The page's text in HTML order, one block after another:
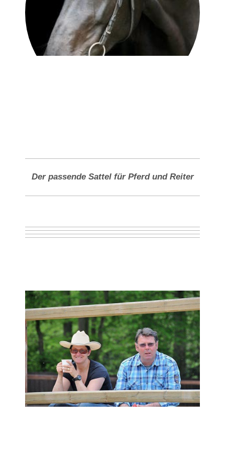
Der passende Sattel für Pferd und Reiter